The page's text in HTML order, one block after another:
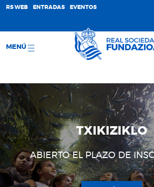
RS WEB ENTRADAS EVENTOS
MENÚ
TXIKIZIKLO
ABIERTO EL PLAZO DE